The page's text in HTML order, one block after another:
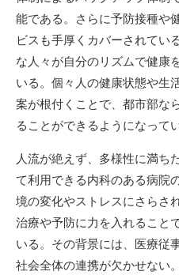
能である。さらに予防接種や
ビスも手厚くカバーされてい
な人々が自分のリズムで健康
いる。個々人の健康状態や生
案が根付くことで、都市部な
ることができるようになってい
人流が絶えず、多様性に満ち
て利用できる内科のある病院
境の変化やストレスにさらさ
治療や予防に力を入れること
いる。その背景には、医療従
社会全体の連携が欠かせない